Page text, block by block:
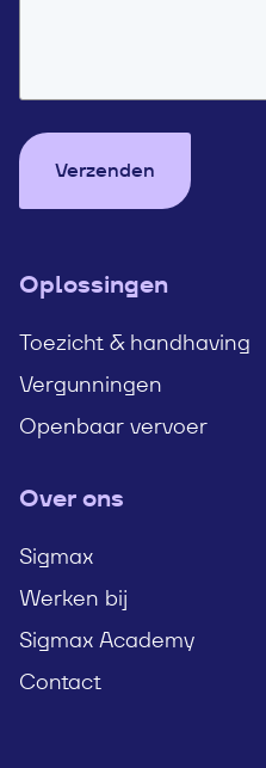
Verzenden
Oplossingen
Toezicht & handhaving
Vergunningen
Openbaar vervoer
Over ons
Sigmax
Werken bij
Sigmax Academy
Contact